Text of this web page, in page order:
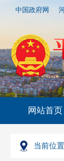
中国政府网
网站首页
当前位置